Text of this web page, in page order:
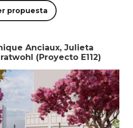
propuesta
Anciaux, Julieta
(Proyecto E112)